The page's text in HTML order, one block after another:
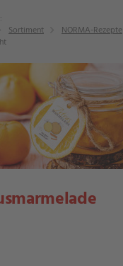
Sortiment
NORMA-Rezepte